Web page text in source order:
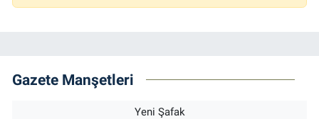
Gazete Manşetleri
Yeni Şafak